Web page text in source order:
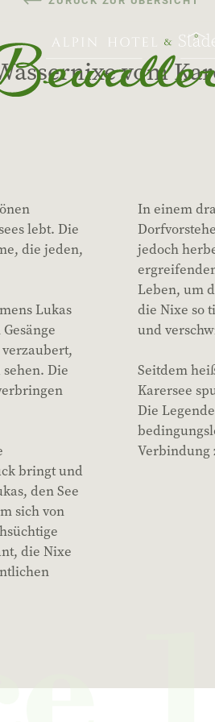
vom
lebt. Die
die jeden,
Lukas
Die
bringt und
den See
sich von
die Nixe
In einem
jedoch
Leben, um
die Nixe so
und
Seitdem
Karersee
Die
Verbindung